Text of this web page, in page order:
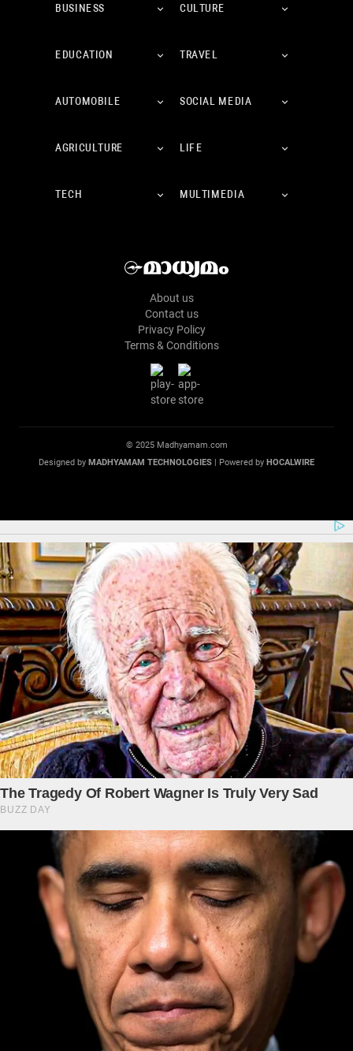
BUSINESS CULTURE
EDUCATION TRAVEL
AUTOMOBILE SOCIAL MEDIA
AGRICULTURE LIFE
TECH MULTIMEDIA
About us
Contact us
Privacy Policy
Terms & Conditions
© 2025 Madhyamam.com
Designed by MADHYAMAM TECHNOLOGIES | Powered by HOCALWIRE